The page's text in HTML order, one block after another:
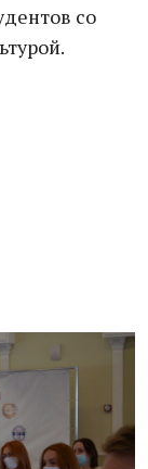
со